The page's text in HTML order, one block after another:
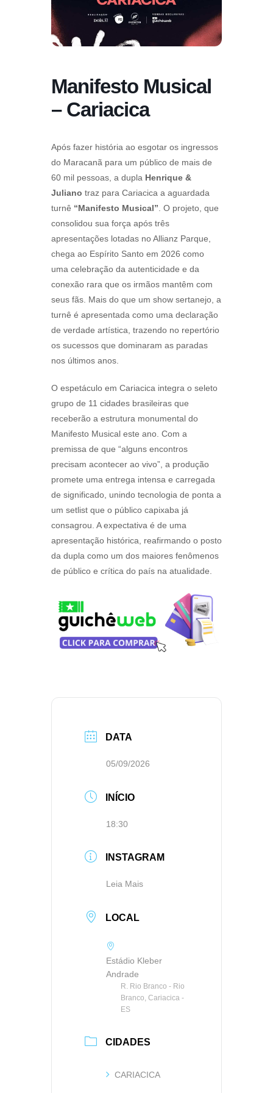
Manifesto Musical
– Cariacica
Após fazer história ao esgotar os ingressos
do Maracanã para um público de mais de
60 mil pessoas, a dupla Henrique &
Juliano traz para Cariacica a aguardada
turnê “Manifesto Musical” . O projeto, que
consolidou sua força após três
apresentações lotadas no Allianz Parque,
chega ao Espírito Santo em 2026 como
uma celebração da autenticidade e da
conexão rara que os irmãos mantêm com
seus fãs. Mais do que um show sertanejo, a
turnê é apresentada como uma declaração
de verdade artística, trazendo no repertório
os sucessos que dominaram as paradas
nos últimos anos.
O espetáculo em Cariacica integra o seleto
grupo de 11 cidades brasileiras que
receberão a estrutura monumental do
Manifesto Musical este ano. Com a
premissa de que “alguns encontros
precisam acontecer ao vivo”, a produção
promete uma entrega intensa e carregada
de significado, unindo tecnologia de ponta a
um setlist que o público capixaba já
consagrou. A expectativa é de uma
apresentação histórica, reafirmando o posto
da dupla como um dos maiores fenômenos
de público e crítica do país na atualidade.
DATA
05/09/2026
INÍCIO
18:30
INSTAGRAM
Leia Mais
LOCAL
Estádio Kleber
Andrade
R. Rio Branco - Rio
Branco, Cariacica -
ES
CIDADES
CARIACICA